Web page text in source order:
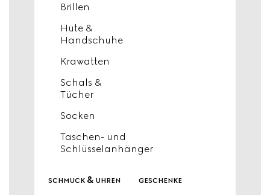
Brillen
Hüte &
Handschuhe
Krawatten
Schals &
Tücher
Socken
Taschen- und
Schlüsselanhänger
schmuck & uhren geschenke